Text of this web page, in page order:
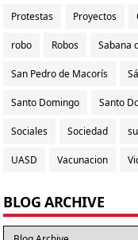
Protestas Proyectos
robo Robos Sabana
San Pedro de Macorís
Santo Domingo Santo
Sociales Sociedad
UASD Vacunacion
BLOG ARCHIVE